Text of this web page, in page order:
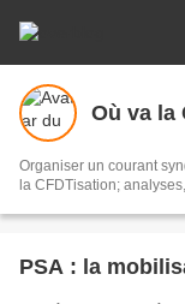
Où va la
Organiser un courant
la CFDTisation;
PSA : la